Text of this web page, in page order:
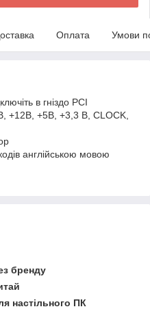
Оплата Умови
в гніздо PCI
+12В, +5В, +3,3 В, CLOCK,
англійською мовою
бренду
настільного ПК